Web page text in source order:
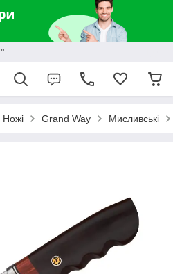
Ножі Grand Way Мисливські